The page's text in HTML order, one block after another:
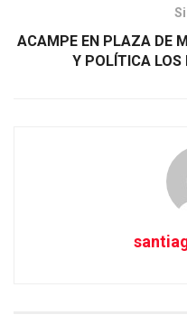
ACAMPE EN PLAZA DE
Y POLÍTICA LOS